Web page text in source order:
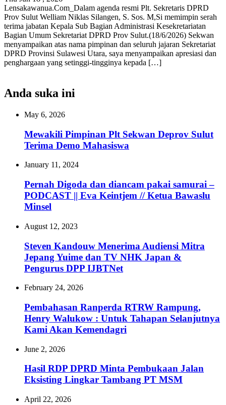
Lensakawanua.Com_Dalam agenda resmi Plt. Sekretaris DPRD
Prov Sulut Welliam Niklas Silangen, S. Sos. M,Si memimpin serah
terima jabatan Kepala Sub Bagian Administrasi Kesekretariatan
Bagian Umum Sekretariat DPRD Prov Sulut.(18/6/2026) Sekwan
menyampaikan atas nama pimpinan dan seluruh jajaran Sekretariat
DPRD Provinsi Sulawesi Utara, saya menyampaikan apresiasi dan
penghargaan yang setinggi-tingginya kepada […]
Anda suka ini
May 6, 2026
Mewakili Pimpinan Plt Sekwan Deprov Sulut
Terima Demo Mahasiswa
January 11, 2024
Pernah Digoda dan diancam pakai samurai –
PODCAST || Eva Keintjem // Ketua Bawaslu
Minsel
August 12, 2023
Steven Kandouw Menerima Audiensi Mitra
Jepang Yuime dan TV NHK Japan &
Pengurus DPP IJBTNet
February 24, 2026
Pembahasan Ranperda RTRW Rampung,
Henry Walukow : Untuk Tahapan Selanjutnya
Kami Akan Kemendagri
June 2, 2026
Hasil RDP DPRD Minta Pembukaan Jalan
Eksisting Lingkar Tambang PT MSM
April 22, 2026